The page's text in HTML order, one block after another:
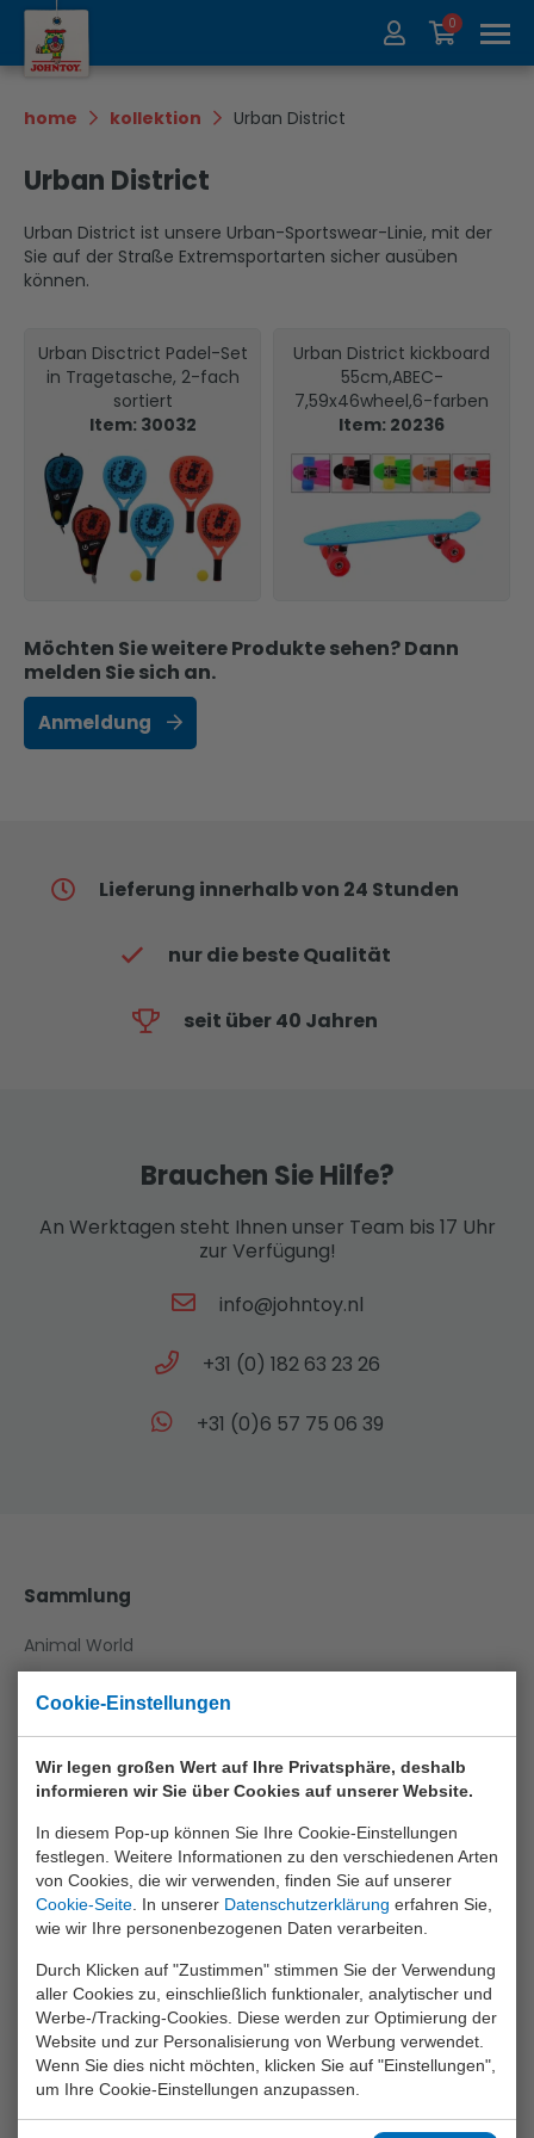
Cookie-Einstellungen
Wir legen großen Wert auf Ihre Privatsphäre, deshalb
informieren wir Sie über Cookies auf unserer Website.
In diesem Pop-up können Sie Ihre Cookie-Einstellungen
festlegen. Weitere Informationen zu den verschiedenen Arten
von Cookies, die wir verwenden, finden Sie auf unserer
Cookie-Seite . In unserer Datenschutzerklärung erfahren Sie,
wie wir Ihre personenbezogenen Daten verarbeiten.
Durch Klicken auf "Zustimmen" stimmen Sie der Verwendung
aller Cookies zu, einschließlich funktionaler, analytischer und
Werbe-/Tracking-Cookies. Diese werden zur Optimierung der
Website und zur Personalisierung von Werbung verwendet.
Wenn Sie dies nicht möchten, klicken Sie auf "Einstellungen",
um Ihre Cookie-Einstellungen anzupassen.
Über uns Kollektion
Messen
Kontakt Update
0
home kollektion Urban District
Urban District
Urban District ist unsere Urban-Sportswear-Linie, mit der
Sie auf der Straße Extremsportarten sicher ausüben
können.
Urban Disctrict Padel-Set
in Tragetasche, 2-fach
sortiert
Item: 30032
Urban District kickboard
55cm,ABEC-
7,59x46wheel,6-farben
Item: 20236
Möchten Sie weitere Produkte sehen? Dann
melden Sie sich an.
Anmeldung
Lieferung innerhalb von 24 Stunden
nur die beste Qualität
seit über 40 Jahren
Brauchen Sie Hilfe?
An Werktagen steht Ihnen unser Team bis 17 Uhr
zur Verfügung!
info@johntoy.nl
+31 (0) 182 63 23 26
+31 (0)6 57 75 06 39
Sammlung
Animal World
Bikefun
Crea Kids
Funtoy
Games
Girls
Happy World
Home And Kitchen